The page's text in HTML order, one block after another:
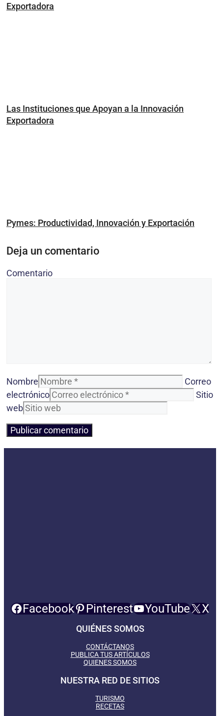
Exportadora
Las Instituciones que Apoyan a la Innovación
Exportadora
Pymes: Productividad, Innovación y Exportación
Deja un comentario
Comentario
Nombre
Correo
electrónico
Sitio
web
Facebook Pinterest YouTube X
QUIÉNES SOMOS
CONTÁCTANOS
PUBLICA TUS ARTÍCULOS
QUIENES SOMOS
NUESTRA RED DE SITIOS
TURISMO
RECETAS